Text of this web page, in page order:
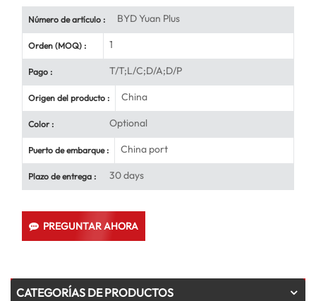
Número de artículo : BYD Yuan Plus
Orden (MOQ) : 1
Pago : T/T;L/C;D/A;D/P
Origen del producto : China
Color : Optional
Puerto de embarque : China port
Plazo de entrega : 30 days
PREGUNTAR AHORA
CATEGORÍAS DE PRODUCTOS